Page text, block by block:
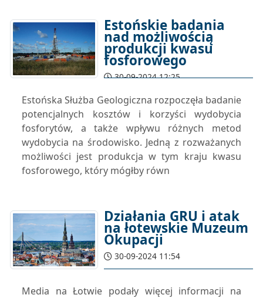
Estońskie badania
nad możliwością
produkcji kwasu
fosforowego
30-09-2024 12:25
Estońska Służba Geologiczna rozpoczęła badanie
potencjalnych kosztów i korzyści wydobycia
fosforytów, a także wpływu różnych metod
wydobycia na środowisko. Jedną z rozważanych
możliwości jest produkcja w tym kraju kwasu
fosforowego, który mógłby równ
Działania GRU i atak
na łotewskie Muzeum
Okupacji
30-09-2024 11:54
Media na Łotwie podały więcej informacji na